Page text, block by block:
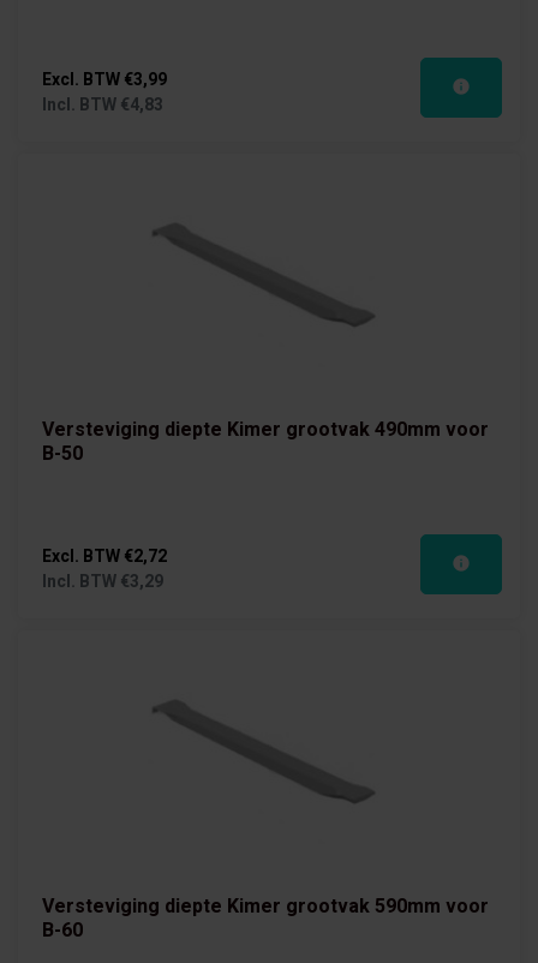
Excl. BTW€3,99
Incl. BTW€4,83
Versteviging diepte Kimer grootvak 490mm voor
B-50
Excl. BTW€2,72
Incl. BTW€3,29
Versteviging diepte Kimer grootvak 590mm voor
B-60